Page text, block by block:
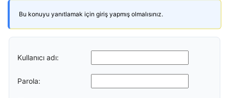
Bu konuyu yanıtlamak için giriş yapmış olmalısınız.
Kullanıcı adı:
Parola: